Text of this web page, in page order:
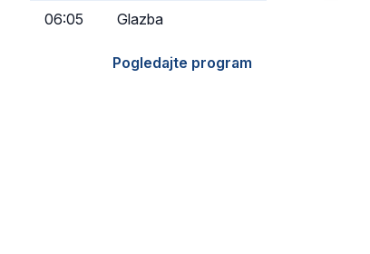
06:05 Glazba
Pogledajte program